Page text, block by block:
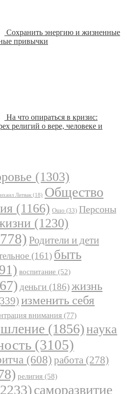
Сохранить энергию и жизненные
привычки
На что опираться в кризис:
религий о вере, человеке и
(1303)
Литвак (18) Общество
(1166) Ошо (33) Персоны
(1230)
Родители и дети
(161) быть
воспитание (52)
деньги (186)жизнь
изменить себя
внимания (77)
(1856)наука
(3105)
(608) работа (278)
религия (58)
саморазвитие